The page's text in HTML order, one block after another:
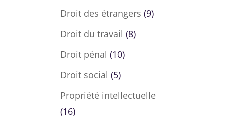
Droit des étrangers (9)
Droit du travail (8)
Droit pénal (10)
Droit social (5)
Propriété intellectuelle
(16)